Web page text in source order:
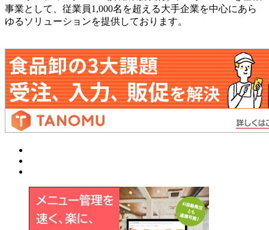
事業として、従業員1,000名を超える大手企業を中心にあら
ゆるソリューションを提供しております。